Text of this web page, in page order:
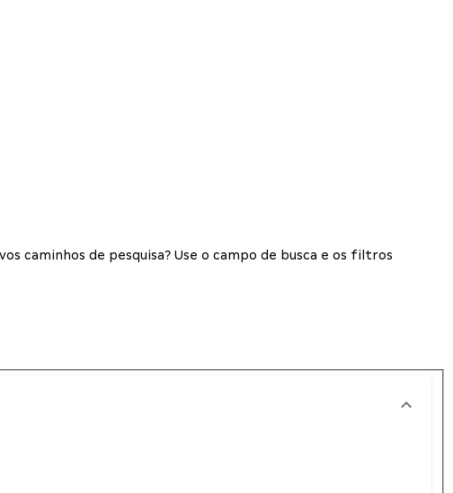
caminhos de pesquisa? Use o campo de busca e os filtros